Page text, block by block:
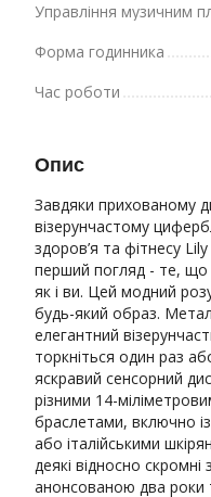
Управління музичним
Форма годинника
Час роботи
Опис
Завдяки прихованому
візерунчастому
здоров’я та фітнесу
перший погляд - те, що
як і ви. Цей модний
будь-який образ.
елегантний
торкніться один раз
яскравий сенсорний
різними 14-
браслетами, включно
або італійськими
деякі відносно
анонсованою два роки